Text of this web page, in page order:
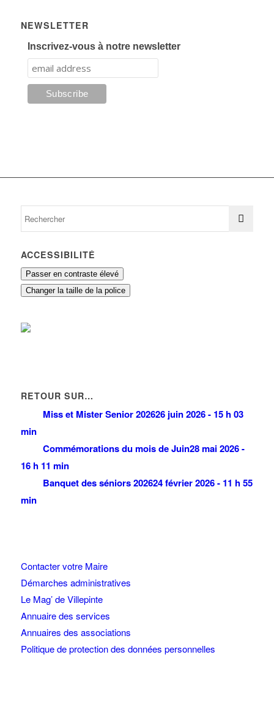
NEWSLETTER
Inscrivez-vous à notre newsletter
ACCESSIBILITÉ
Passer en contraste élevé
Changer la taille de la police
RETOUR SUR…
Miss et Mister Senior 202626 juin 2026 - 15 h 03
min
Commémorations du mois de Juin28 mai 2026 -
16 h 11 min
Banquet des séniors 202624 février 2026 - 11 h 55
min
Contacter votre Maire
Démarches administratives
Le Mag’ de Villepinte
Annuaire des services
Annuaires des associations
Politique de protection des données personnelles